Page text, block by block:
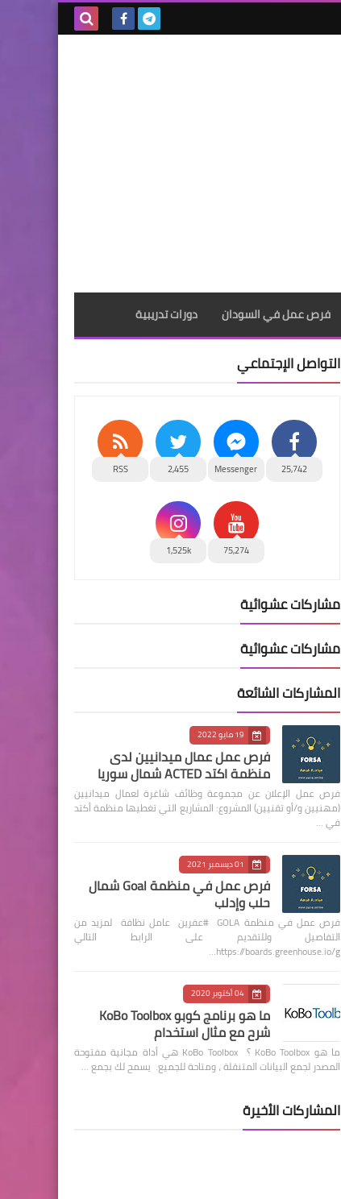
فرص عمل في السودان دورات تدريبية
التواصل الإجتماعي
25,742
Messenger
2,455
RSS
75,274
1,525k
مشاركات عشوائية
مشاركات عشوائية
المشاركات الشائعة
19 مايو 2022
فرص عمل عمال ميدانيين لدى
منظمة اكتد ACTED شمال سوريا
فرص عمل الإعلان عن مجموعة وظائف شاغرة لعمال ميدانيين
(مهنيين و/أو تقنيين) المشروع: المشاريع التي تغطيها منظمة أكتد
في …
01 ديسمبر 2021
فرص عمل في منظمة Goal شمال
حلب وإدلب
فرص عمل في منظمة GOLA #عفرين عامل نظافة لمزيد من
التفاصيل وللتقديم على الرابط التالي
https://boards.greenhouse.io/g…
04 أكتوبر 2020
ما هو برنامج كوبو KoBo Toolbox
شرح مع مثال استخدام
ما هو KoBo Toolbox ؟ KoBo Toolbox هي أداة مجانية مفتوحة
المصدر لجمع البيانات المتنقلة ، ومتاحة للجميع. يسمح لك بجمع …
المشاركات الأخيرة